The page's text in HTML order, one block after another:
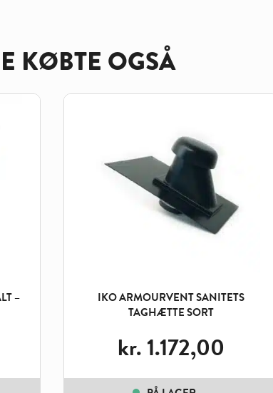
KØBTE OGSÅ
–
IKO ARMOURVENT SANITETS
TAGHÆTTE SORT
kr.1.172,00